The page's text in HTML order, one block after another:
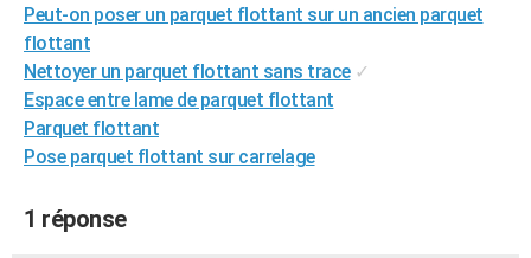
Art de vivre
Bien-être
Loisirs
ModeModes de vie
SANTE
Alimentation
Guide de la santé
Maladies
Médicaments
Sommeil
VOYAGE
Destinations
City break
Voyage nature
Voyage de noces
Forum
Climat
PHOTO
BONS PLANS
Peut-on poser un parquet flottant sur un ancien parquet
flottant
Nettoyer un parquet flottant sans trace ✓
Espace entre lame de parquet flottant
Parquet flottant
Pose parquet flottant sur carrelage
1 réponse